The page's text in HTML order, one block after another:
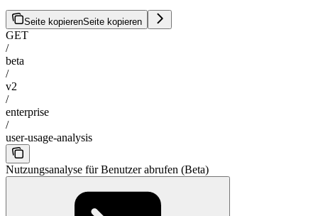
Seite kopierenSeite kopieren
GET
/
beta
/
v2
/
enterprise
/
user-usage-analysis
Nutzungsanalyse für Benutzer abrufen (Beta)